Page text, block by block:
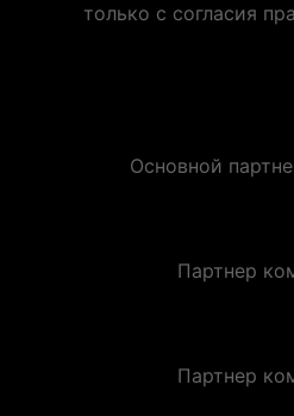
только с согласия
Основной
Партнер
Партнер